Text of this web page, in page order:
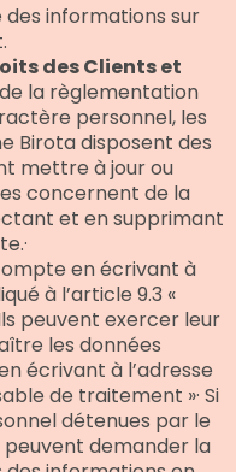
informations sur
des Clients et
la règlementation
personnel, les
Birota disposent des
mettre à jour ou
concernent de la
et en supprimant
en écrivant à
à l’article 9.3 «
peuvent exercer leur
les données
écrivant à l’adresse
de traitement »· Si
détenues par le
demander la